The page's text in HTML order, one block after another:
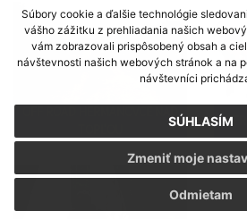
Súbory cookie a ďalšie technológie
vášho zážitku z prehliadania našich
vám zobrazovali prispôsobený obsah a
návštevnosti našich webových stránok a na
návštevníci
SÚHLASÍM
Odmietam
Zmeniť moje